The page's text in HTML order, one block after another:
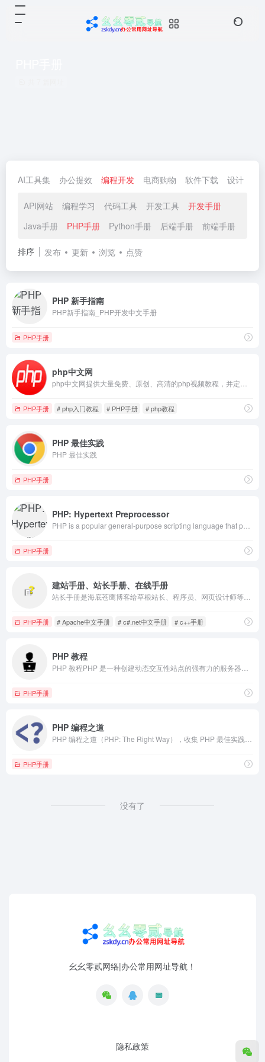
AI工具集 办公提效 编程开发 电商购物 软件下载 设计
API网站 编程学习 代码工具 开发工具
开发手册
Java手册
PHP手册 Python手册 后端手册 前端手册
排序 发布 更新 浏览 点赞
PHP 新手指南
PHP新手指南_PHP开发中文手册
PHP手册
php中文网
PHP手册 # php入门教程 # PHP手册 # php教程
PHP 最佳实践
PHP 最佳实践
PHP手册
PHP: Hypertext Preprocessor
PHP手册
建站手册、站长手册、在线手册
PHP手册 # Apache中文手册 # c#.net中文手册 # c++手册
PHP 教程
PHP手册
PHP 编程之道
PHP手册
没有了
幺幺零贰网络|办公常用网址导航！
隐私政策